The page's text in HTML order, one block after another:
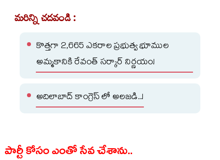
మరిన్ని చదవండి :
కొత్తగా 2,665 ఎకరాల ప్రభుత్వ భూముల
అమ్మకానికి రేవంత్ సర్కార్ నిర్ణయం!
అదిలాబాద్ కాంగ్రెస్ లో అలజడి..!
పార్టీ కోసం ఎంతో సేవ చేశాను..